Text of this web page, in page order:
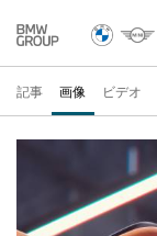
記事 画像 ビデオ